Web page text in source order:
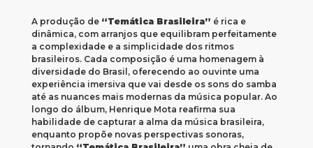
A produção de “Temática Brasileira” é rica e
dinâmica, com arranjos que equilibram perfeitamente
a complexidade e a simplicidade dos ritmos
brasileiros. Cada composição é uma homenagem à
diversidade do Brasil, oferecendo ao ouvinte uma
experiência imersiva que vai desde os sons do samba
até as nuances mais modernas da música popular. Ao
longo do álbum, Henrique Mota reafirma sua
habilidade de capturar a alma da música brasileira,
enquanto propõe novas perspectivas sonoras,